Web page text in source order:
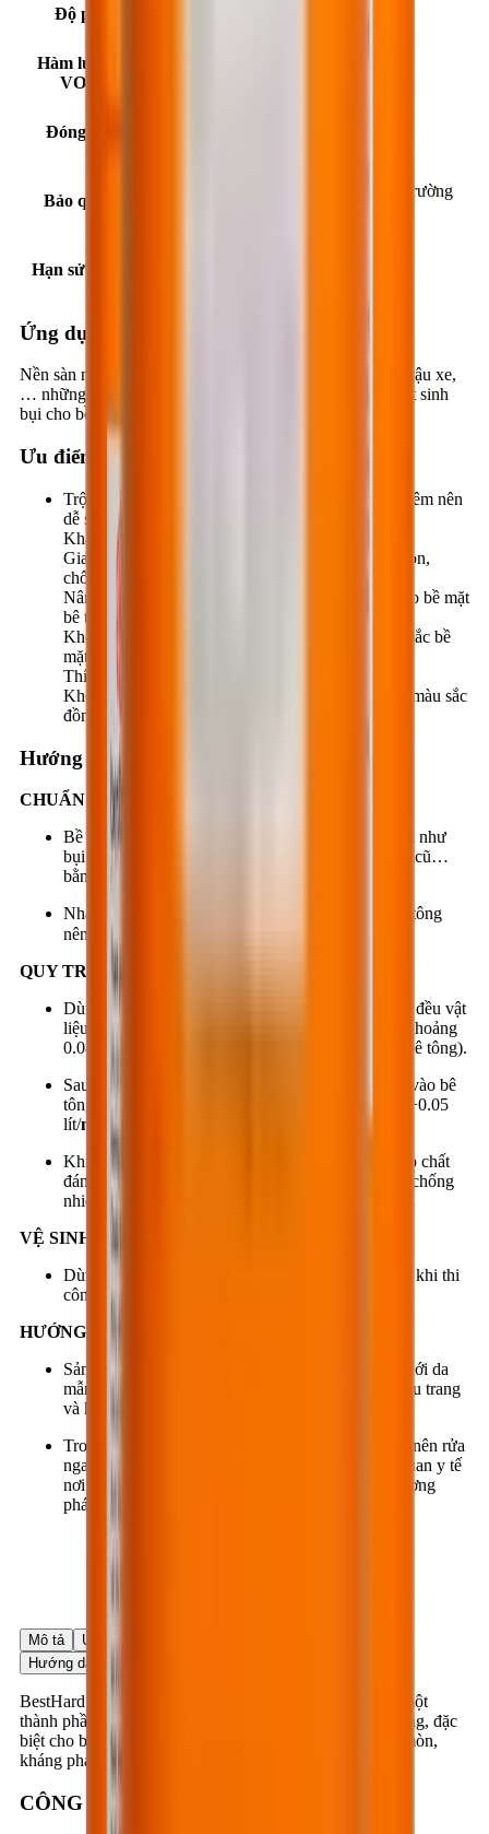
Độ pH
Hàm lượng
VOC
Đóng gói
Bảo quản
Nơi thoáng mát, khô ráo, nhiệt độ môi trường
Hạn sử dụng
Ứng dụng
Nền sàn nhà xưởng công nghiệp, kho chứa, garage, bãi đậu xe,
… những nơi có yêu cầu cao chống mài mòn, chống phát sinh
bụi cho bề mặt bê tông.
Ưu điểm
Trộn sẵn, một thành phần, không cần pha chế gì thêm nên
dễ sử dụng.
Khả năng thẩm thấu cao, hoạt tính mạnh.
Gia tăng đáng kể độ cứng, khả năng chống mài mòn,
chống phát sinh bụi cho bề mặt bê tông.
Nâng cao khả năng làm sạch, chống nhiễm bẩn cho bề mặt
bê tông.
Không màu, không mùi, không làm thay đổi màu sắc bề
mặt bê tông.
Thích hợp sử dụng trong nhà và ngoài trời.
Không độc hại, thân thiện với môi trường. Duy trì màu sắc
đồng đều cho các bề mặt xoa hardener.
Hướng dẫn thi công
CHUẨN BỊ BỀ MẶT:
Bề mặt bê tông phải được vệ sinh sạch các tạp chất như
bụi bẩn, dầu, mỡ, các lớp sơn, các chất phủ bảo vệ cũ…
bằng các thiết bị, dụng cụ thích hợp.
Nhằm tạo điều kiện cho vật liệu thẩm thấu sâu, bê tông
nên được làm khô đến độ ẩm thích hợp (≦ 8%)
QUY TRÌNH THI CÔNG:
Dùng ru-lô hoặc máy phun áp lực thấp để phân bố đều vật
liệu lên bề mặt bê tông theo định mức thích hợp ( khoảng
0.08 ÷0.10 lít/
, tùy thuộc vào trạng thái bề mặt bê tông).
Sau khoảng 30 phút (khi vật liệu đã thẩm thấu hết vào bê
tông), lăn (hoặc phun) một lớp với định mức 0.03 ÷0.05
lít/m²
nhằm bổ sung các vị trí còn thiếu sót.
Khi có nhu cầu đánh bóng bề mặt nên sử dụng hợp chất
đánh bóng BestSlick G85 để tăng độ chống thấm, chống
nhiễm bẩn và tăng độ thẩm mỹ cho bề mặt bê tông.
VỆ SINH:
Dùng nước sạch vệ sinh thiết bị, dụng cụ ngay sau khi thi
công và trước khi vật liệu đóng rắn.
HƯỚNG DẪN AN TOÀN:
Sản phẩm có tính kiềm nên có thể gây dị ứng đối với da
mẫn cảm khi tiếp xúc lâu. Nên mang găng tay, khẩu trang
và kính bảo hộ lao động khi thi công sản phẩm.
Trong trường hợp bị văng vào mắt, mũi, miệng … nên rửa
ngay bằng nước sạch nhiều lần trước khi đến cơ quan y tế
nơi gần nhất để được điều trị kịp thời và đúng phương
pháp.
Mô tả Ứng dụng
Hướng dẫn ứng dụng
BestHard LS110 là hợp chất Lithium Silicate hoạt tính, một
thành phần, có tác dụng gia cường độ cứng bề mặt bê tông, đặc
biệt cho bê tông nền, sàn làm tăng khả năng kháng mài mòn,
kháng phát sinh bụi trong quá trình sử dụng bê tông.
CÔNG TY CỔ PHẦN BESTMIX